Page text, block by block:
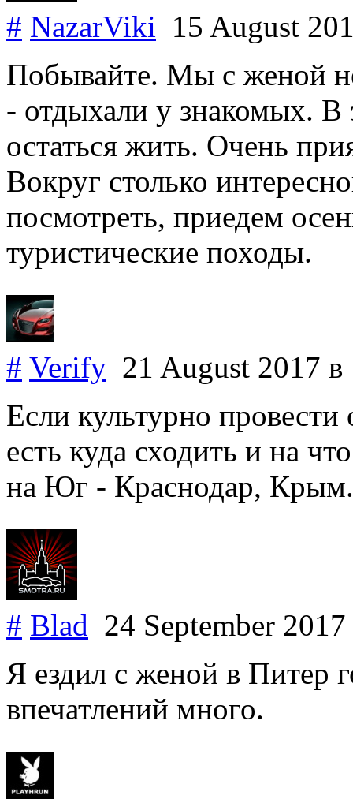
# NazarViki 15 August
Побывайте. Мы с женой
- отдыхали у знакомых. В
остаться жить. Очень
Вокруг столько
посмотреть, приедем
туристические походы.
# Verify 21 August 2017 в
Если культурно
есть куда сходить и на
на Юг - Краснодар, Крым.
# Blad 24 September 2017
Я ездил с женой в Питер
впечатлений много.